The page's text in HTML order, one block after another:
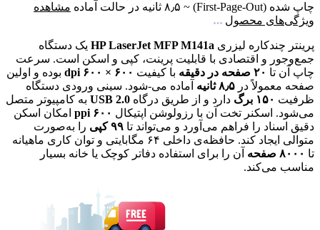
چاپ شده (First-Page-Out)
~ ۸٫۵ ثانیه در حالت آماده
مشاهده
ویژگی‌های محصول
پرینتر چندکاره لیزری HP LaserJet MFP M141a یک دستگاه
جمع‌وجور و اقتصادی با قابلیت‌ پرینت، کپی و اسکن است. سرعت
چاپ آن تا ۲۰ صفحه در دقیقه با کیفیت ۶۰۰ × ۶۰۰ dpi
بوده و اولین
صفحه معمولاً در ۸٫۵ ثانیه
آماده می-شود. سینی ورودی دستگاه
ظرفیت ۱۵۰ برگ دارد و از طریق درگاه USB 2.0 به کامپیوتر متصل
می‌شود. اسکنر تخت آن با رزولوشن اپتیکال ۶۰۰ ppi
امکان اسکن
دقیق اسناد را فراهم می‌آورد و می‌تواند تا ۹۹ کپی
را به‌صورت
متوالی ایجاد کند. حافظه‌ی داخلی ۶۴ مگابایتی و توان کاری ماهیانه
تا ۸۰۰۰ صفحه
آن را برای استفاده دفاتر کوچک یا خانه بسیار
مناسب می‌کند.